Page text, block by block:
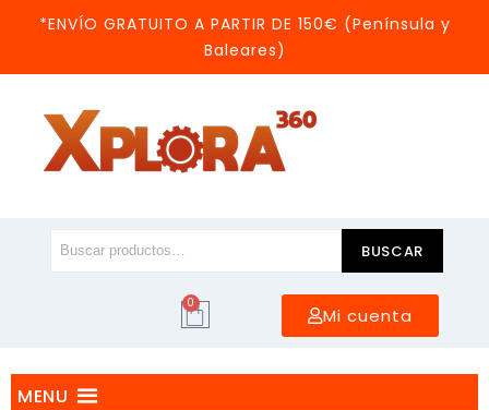
*ENVÍO GRATUITO A PARTIR DE 150€ (Península y
Baleares)
BUSCAR
0
Mi cuenta
MENU